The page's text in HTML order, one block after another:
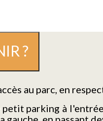
?
au parc, en
parking à